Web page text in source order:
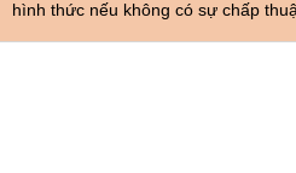
hình thức nếu không có sự chấp